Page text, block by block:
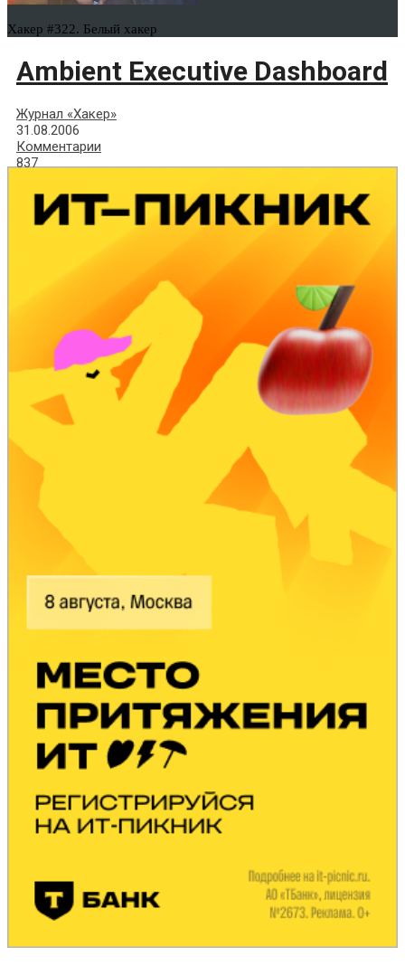
Хакер #322. Белый хакер
Ambient Executive Dashboard
Журнал «Хакер»
31.08.2006
Комментарии
837